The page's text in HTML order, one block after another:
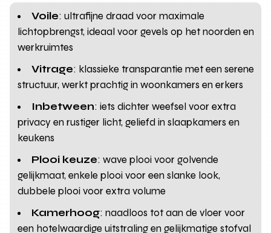
Voile: ultrafijne draad voor maximale
lichtopbrengst, ideaal voor gevels op het noorden en
werkruimtes
Vitrage: klassieke transparantie met een serene
structuur, werkt prachtig in woonkamers en erkers
Inbetween: iets dichter weefsel voor extra
privacy en rustiger licht, geliefd in slaapkamers en
keukens
Plooi keuze: wave plooi voor golvende
gelijkmaat, enkele plooi voor een slanke look,
dubbele plooi voor extra volume
Kamerhoog: naadloos tot aan de vloer voor
een hotelwaardige uitstraling en gelijkmatige stofval